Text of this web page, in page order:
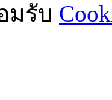
มรับ